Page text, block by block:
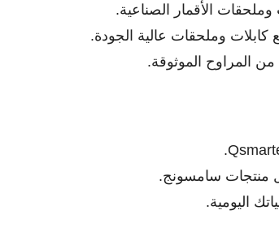
الأقمار الصناعية.
كابلات وملحقات عالية الجودة.
المراوح الموثوقة.
منتجات سامسونج.
اليومية.